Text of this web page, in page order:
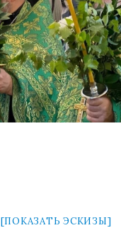
[ПОКАЗАТЬ ЭСКИЗЫ]